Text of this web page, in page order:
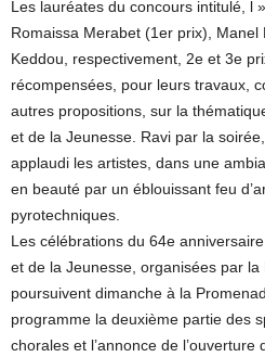
Les lauréates du concours intitulé, l
Romaissa Merabet (1er prix),
Keddou, respectivement, 2e et 3e
récompensées, pour leurs travaux,
autres propositions, sur la
et de la Jeunesse. Ravi par la
applaudi les artistes, dans une
en beauté par un éblouissant feu
pyrotechniques.
Les célébrations du 64e
et de la Jeunesse, organisées par la
poursuivent dimanche à la
programme la deuxième partie des
chorales et l’annonce de